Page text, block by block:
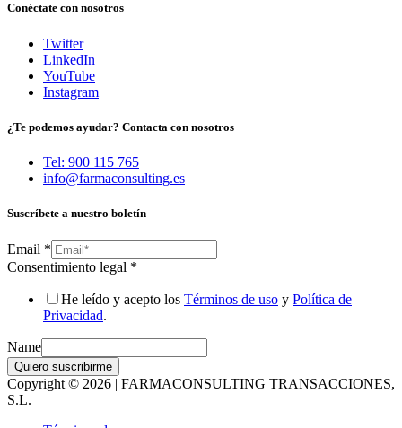
Conéctate con nosotros
Twitter
LinkedIn
YouTube
Instagram
¿Te podemos ayudar? Contacta con nosotros
Tel: 900 115 765
info@farmaconsulting.es
Suscríbete a nuestro boletín
Email *
Consentimiento legal *
He leído y acepto los Términos de uso y Política de
Privacidad.
Name
Quiero suscribirme
Copyright © 2026 | FARMACONSULTING TRANSACCIONES,
S.L.